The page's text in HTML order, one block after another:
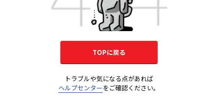
TOPに戻る
トラブルや気になる点があれば
ヘルプセンターをご確認ください。